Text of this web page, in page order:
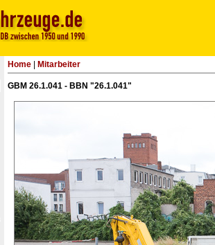
Home| Mitarbeiter
GBM 26.1.041 - BBN "26.1.041"